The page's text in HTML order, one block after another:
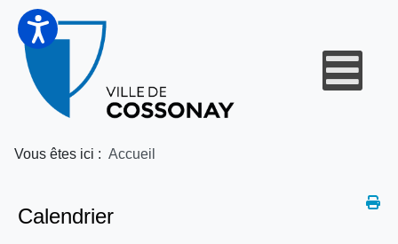
Vous êtes ici : Accueil
Calendrier